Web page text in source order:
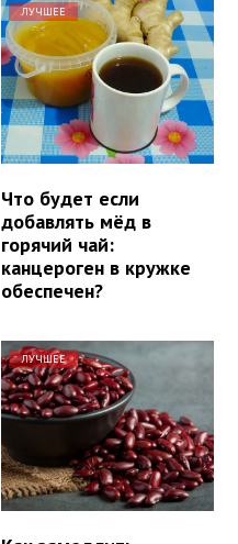
ЛУЧШЕЕ
Что будет если
добавлять мёд в
горячий чай:
канцероген в кружке
обеспечен?
ЛУЧШЕЕ